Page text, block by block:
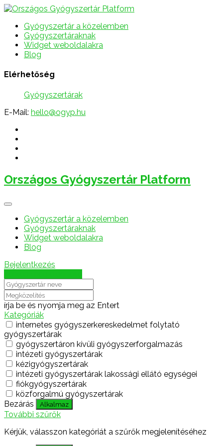
Gyógyszertár a közelemben
Gyógyszertáraknak
Widget weboldalakra
Blog
Elérhetőség
Gyógyszertárak
E-Mail: hello@ogyp.hu
Országos Gyógyszertár Platform
Gyógyszertár a közelemben
Gyógyszertáraknak
Widget weboldalakra
Blog
Bejelentkezés
írja be és nyomja meg az Entert
Kategóriák
internetes gyógyszerkereskedelmet folytató
gyógyszertárak
gyógyszertáron kívüli gyógyszerforgalmazás
intézeti gyógyszertárak
kézigyógyszertárak
intézeti gyógyszertárak lakossági ellátó egységei
fiókgyógyszertárak
közforgalmú gyógyszertárak
Bezárás
Alkalmaz
További szűrők
Kérjük, válasszon kategóriát a szűrők megjelenítéséhez